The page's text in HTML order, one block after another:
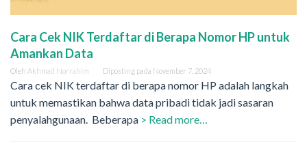
Cara Cek NIK Terdaftar di Berapa Nomor HP untuk
Amankan Data
Oleh Akhmad Norrahim Diposting pada November 7, 2024
Cara cek NIK terdaftar di berapa nomor HP adalah langkah
untuk memastikan bahwa data pribadi tidak jadi sasaran
penyalahgunaan. Beberapa > Read more…